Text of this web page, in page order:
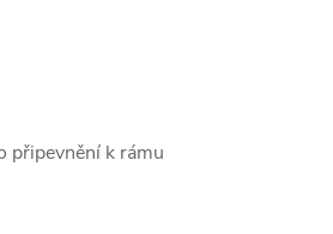
připevnění k rámu